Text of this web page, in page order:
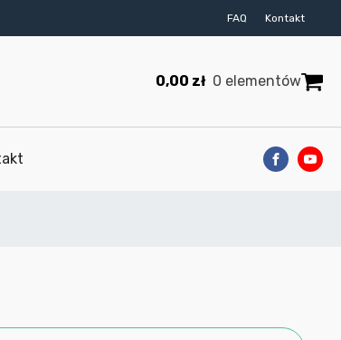
FAQ Kontakt
0,00 zł 0 elementów